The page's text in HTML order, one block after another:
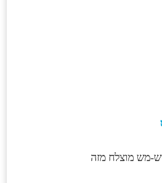
מש מוצלח מזה